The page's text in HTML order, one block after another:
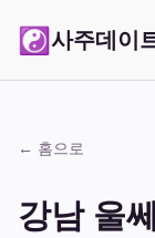
☯사주데이
← 홈으로
강남 울